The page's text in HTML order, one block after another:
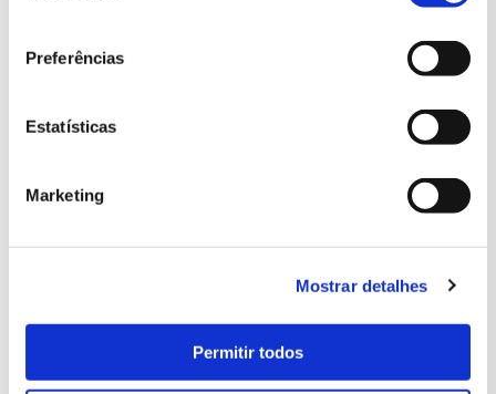
Preferências
Estatísticas
Marketing
Mostrar detalhes
Permitir todos
Preçário
Participante extra (até um máximo de 5 por grupo) 5 €
Cada grupo pode ser composto, no máximo, por 20 alunos.